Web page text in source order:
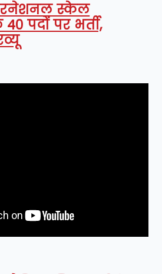
स्केल
पदों पर भर्ती,